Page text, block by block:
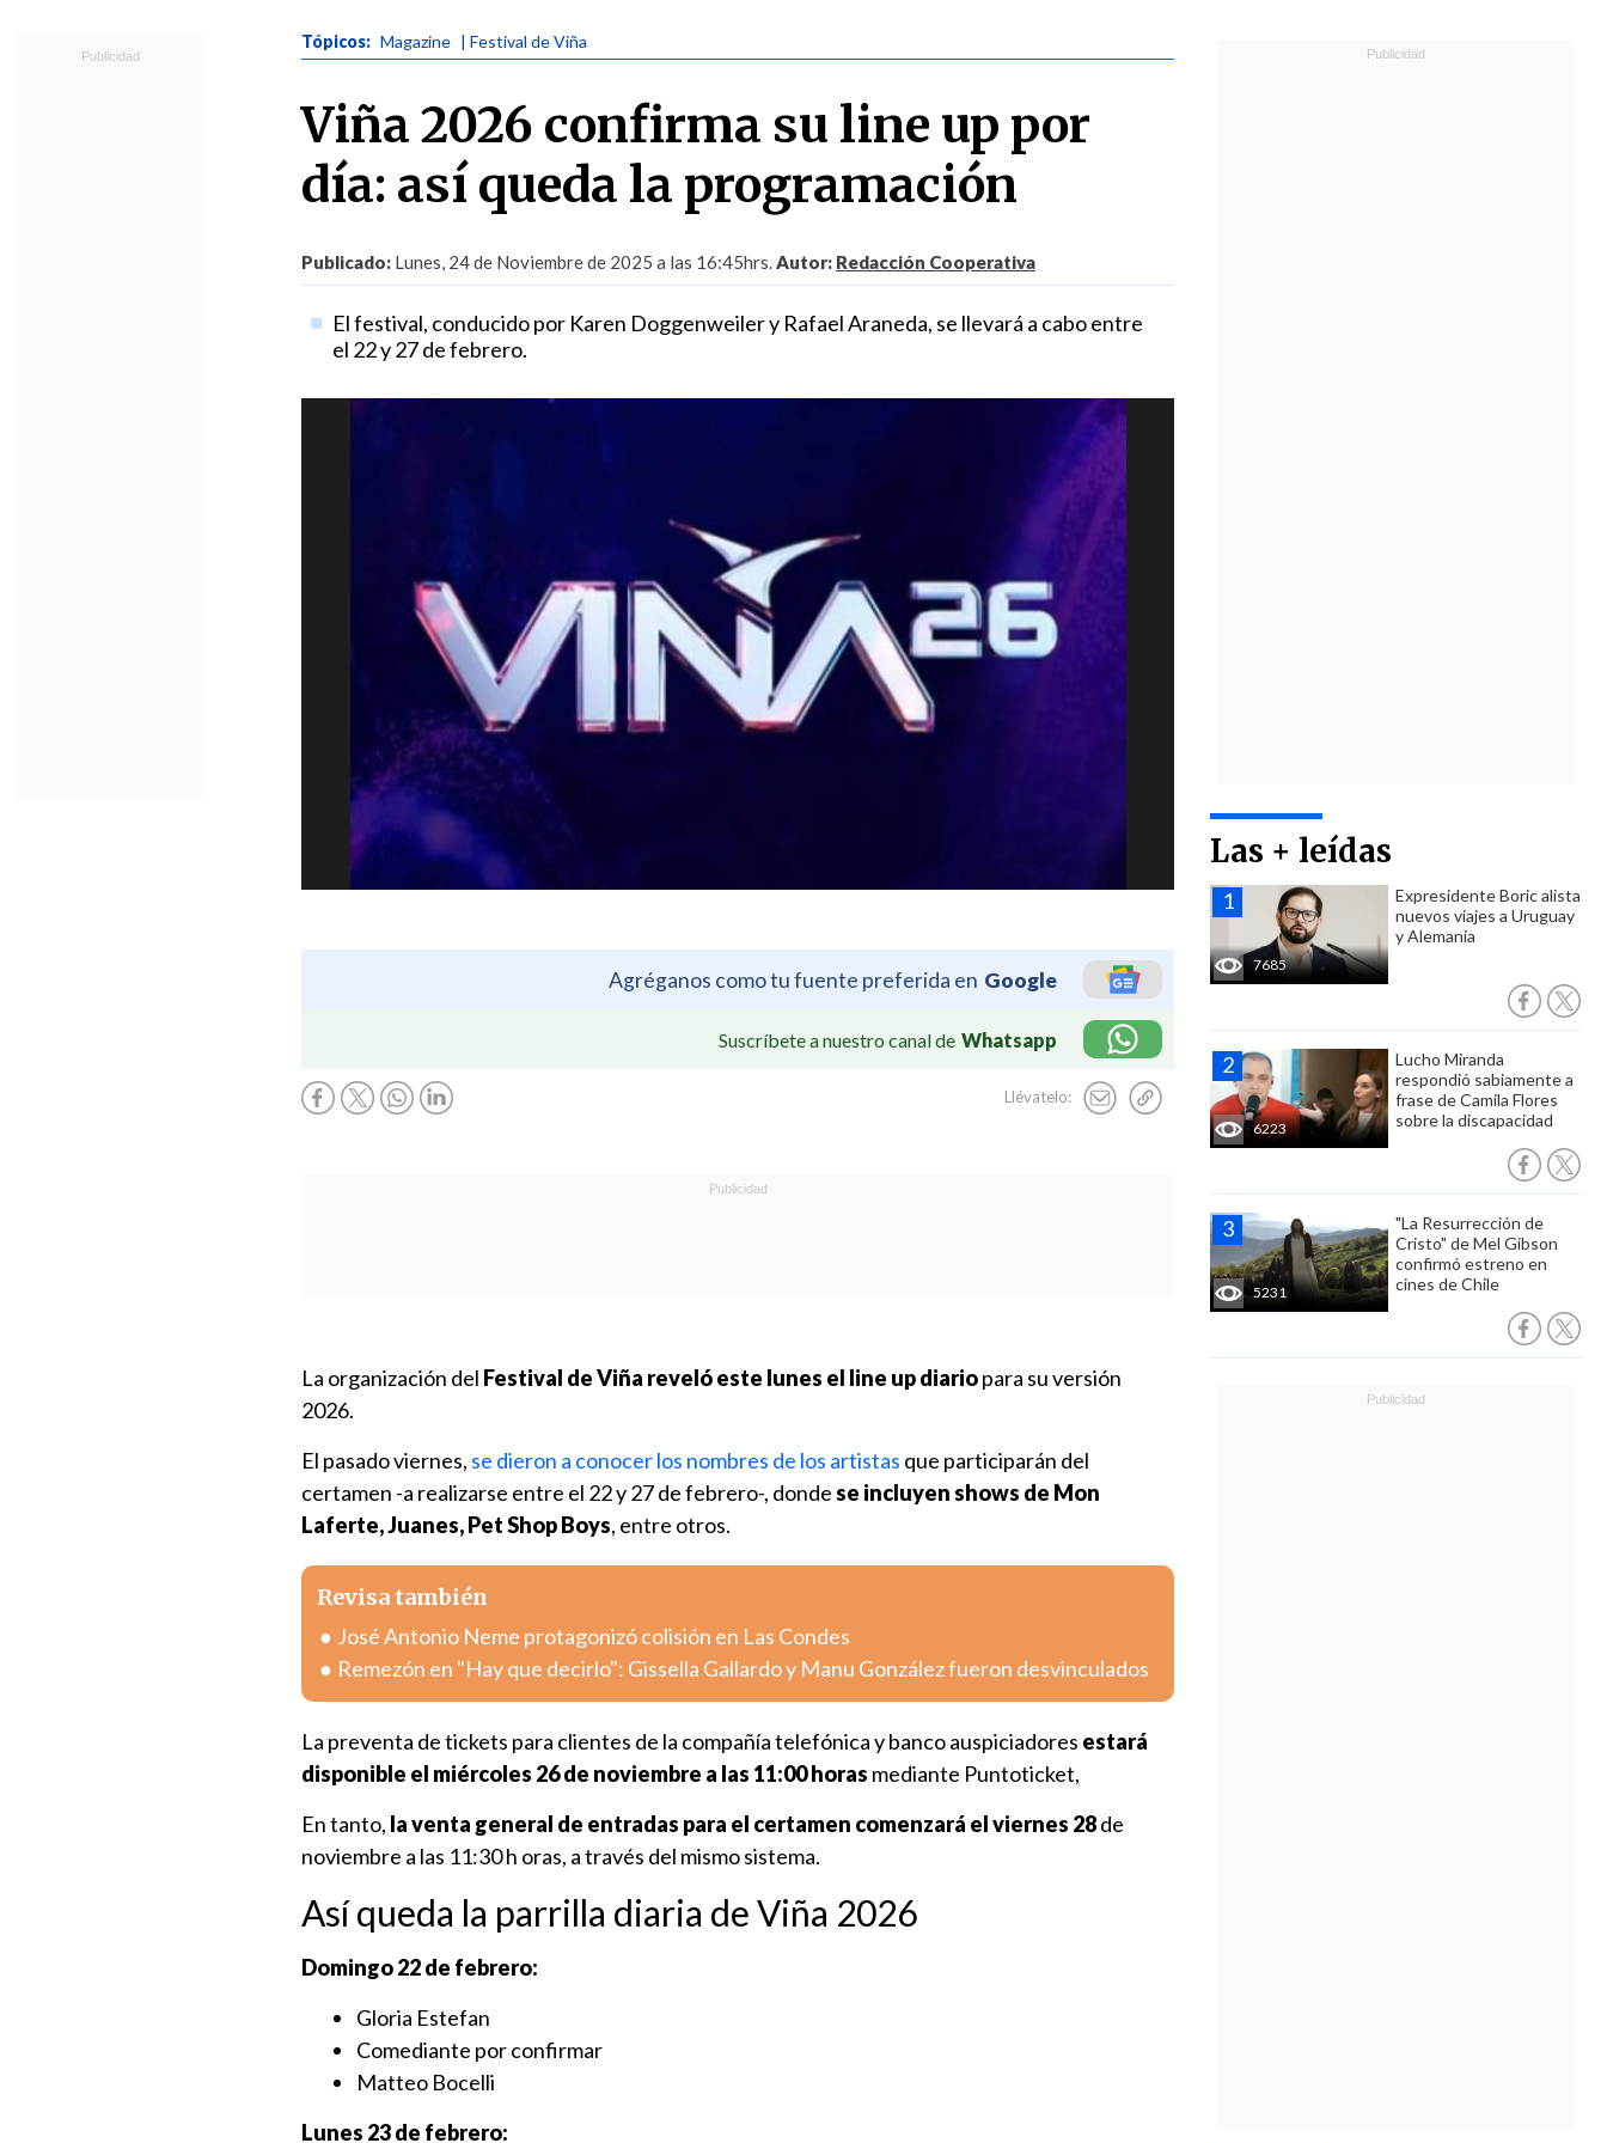
Tópicos: Magazine | Festival de Viña
Viña 2026 confirma su line up por
día: así queda la programación
Publicado: Lunes, 24 de Noviembre de 2025 a las 16:45hrs.Autor: Redacción Cooperativa
El festival, conducido por Karen Doggenweiler y Rafael Araneda, se llevará a cabo entre
el 22 y 27 de febrero.
Agréganos como tu fuente preferida en Google
Suscríbete a nuestro canal de Whatsapp
Llévatelo:
Las + leídas
7685
Expresidente Boric alista
nuevos viajes a Uruguay
y Alemania
6223
Lucho Miranda
respondió sabiamente a
frase de Camila Flores
sobre la discapacidad
5231
"La Resurrección de
Cristo" de Mel Gibson
confirmó estreno en
cines de Chile
La organización del Festival de Viña reveló este lunes el line up diariopara su versión
2026.
El pasado viernes, se dieron a conocer los nombres de los artistas que participarán del
certamen -a realizarse entre el 22 y 27 de febrero-, dondese incluyen shows de Mon
Laferte, Juanes, Pet Shop Boys, entre otros.
Revisa también
José Antonio Neme protagonizó colisión en Las Condes
Remezón en "Hay que decirlo": Gissella Gallardo y Manu González fueron desvinculados
La preventa de tickets para clientes de la compañía telefónica y banco auspiciadores estará
disponible el miércoles 26 de noviembre a las 11:00 horas mediante Puntoticket,
En tanto, la venta general de entradas para el certamen comenzará el viernes 28de
noviembre a las 11:30 h oras, a través del mismo sistema.
Así queda la parrilla diaria de Viña 2026
Domingo 22 de febrero:
Gloria Estefan
Comediante por confirmar
Matteo Bocelli
Lunes 23 de febrero: